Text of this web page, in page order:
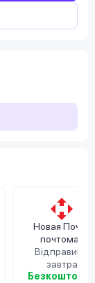
Новая Почта
почтомат
Відправимо
завтра
Безкоштовно